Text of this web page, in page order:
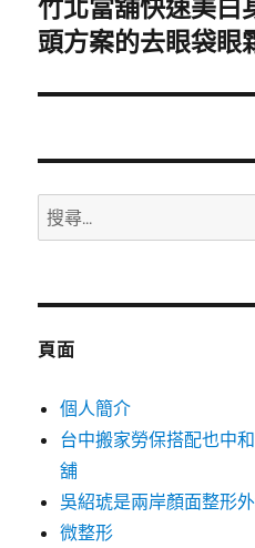
下
一
文
竹北當舖快速美白
頭方案的去眼袋眼
搜
尋
鍵
頁面
個人簡介
台中搬家勞保搭配也中
舖
吳紹琥是兩岸顏面整形
微整形